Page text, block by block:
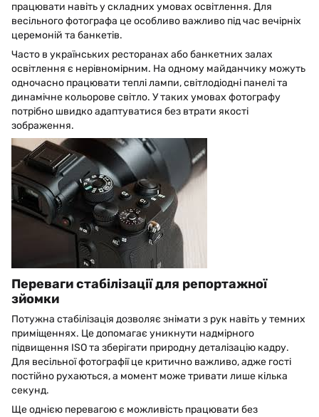
працювати навіть у складних умовах освітлення. Для
весільного фотографа це особливо важливо під час вечірніх
церемоній та банкетів.
Часто в українських ресторанах або банкетних залах
освітлення є нерівномірним. На одному майданчику можуть
одночасно працювати теплі лампи, світлодіодні панелі та
динамічне кольорове світло. У таких умовах фотографу
потрібно швидко адаптуватися без втрати якості
зображення.
Переваги стабілізації для репортажної
зйомки
Потужна стабілізація дозволяє знімати з рук навіть у темних
приміщеннях. Це допомагає уникнути надмірного
підвищення ISO та зберігати природну деталізацію кадру.
Для весільної фотографії це критично важливо, адже гості
постійно рухаються, а момент може тривати лише кілька
секунд.
Ще однією перевагою є можливість працювати без